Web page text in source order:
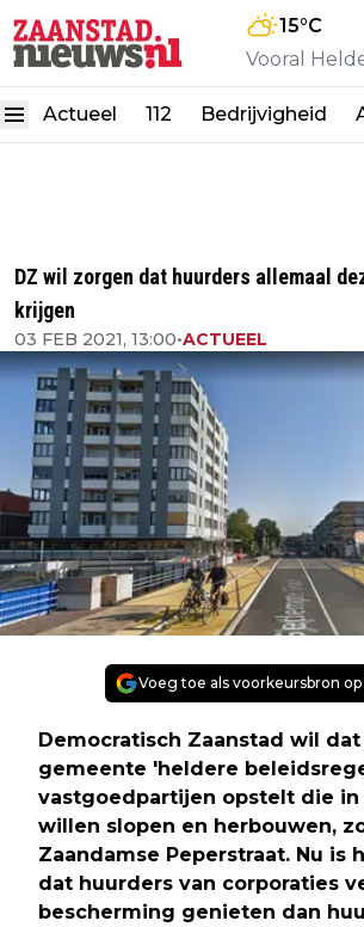
15°C
Vooral
Actueel 112 Bedrijvigheid
DZ wil zorgen dat huurders allemaal
krijgen
03 FEB 2021, 13:00•ACTUEEL
Voeg toe als voorkeursbron
Democratisch Zaanstad wil
gemeente 'heldere
vastgoedpartijen opstelt die in
willen slopen en herbouwen,
Zaandamse Peperstraat. Nu is
dat huurders van corporaties
bescherming genieten dan